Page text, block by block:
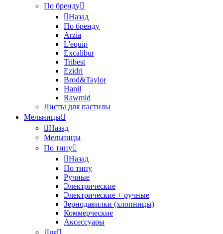
По бренду
Назад
По бренду
Arzia
L'equip
Excalibur
Tribest
Ezidri
Brod&Taylor
Hanil
Rawmid
Листы для пастилы
Мельницы
Назад
Мельницы
По типу
Назад
По типу
Ручные
Электрические
Электрические + ручные
Зернодавилки (хлопницы)
Коммерческие
Аксессуары
Для